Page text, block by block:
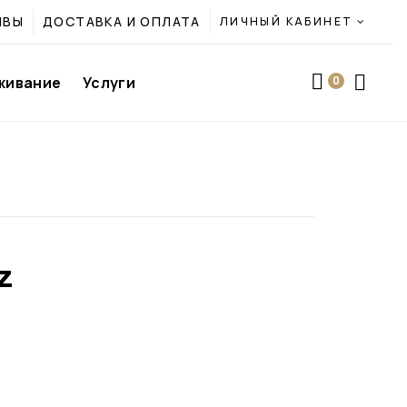
ДОСТАВКА И ОПЛАТА ЛИЧНЫЙ КАБИНЕТ
Услуги 0